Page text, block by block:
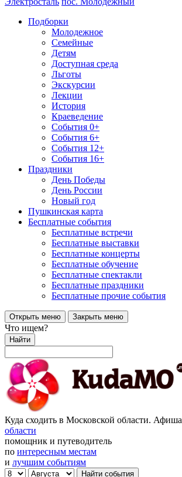
Подборки
Молодежное
Семейные
Детям
Доступная среда
Льготы
Экскурсии
Лекции
История
Краеведение
События 0+
События 6+
События 12+
События 16+
Праздники
День Победы
День России
Новый год
Пушкинская карта
Бесплатные события
Бесплатные встречи
Бесплатные выставки
Бесплатные концерты
Бесплатные обучение
Бесплатные спектакли
Бесплатные праздники
Бесплатные прочие события
Открыть меню Закрыть меню
Что ищем?
Найти
Куда сходить в Московской области. Афиша
области
помощник и путеводитель
по интересным местам
и лучшим событиям